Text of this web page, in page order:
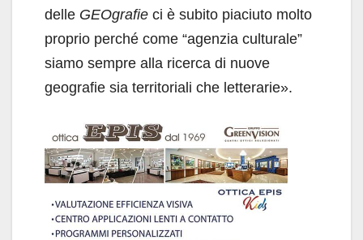
delle GEOgrafie ci è subito piaciuto molto
proprio perché come “agenzia culturale”
siamo sempre alla ricerca di nuove
geografie sia territoriali che letterarie».